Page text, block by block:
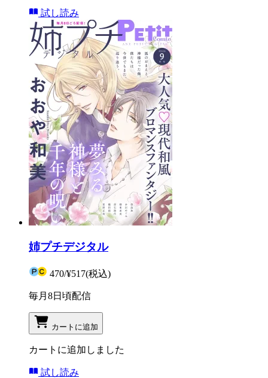
試し読み
姉プチデジタル
470/¥517(税込)
毎月8日頃配信
カートに追加
カートに追加しました
試し読み